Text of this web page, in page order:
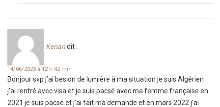
Kenandit :
14/06/2023 à 12 h 42 min
Bonjour svp j’ai besion de lumière à ma situation je suis Algérien
j’ai rentré avec visa et je suis pacsé avec ma femme française en
2021 je suis pacsé et j’ai fait ma demande et en mars 2022 j’ai